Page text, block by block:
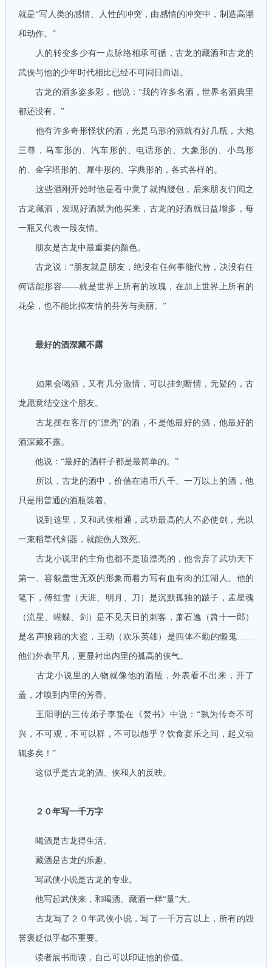
就是“写人类的感情、人性的冲突，由感情的冲突中，制造高潮
和动作。”
人的转变多少有一点脉络相承可循，古龙的藏酒和古龙的
武侠与他的少年时代相比已经不可同日而语。
古龙的酒多姿多彩，他说：“我的许多名酒，世界名酒典里
都还没有。”
他有许多奇形怪状的酒，光是马形的酒就有好几瓶，大炮
三尊，马车形的、汽车形的、电话形的、大象形的、小鸟形
的、金字塔形的、犀牛形的、字典形的，各式各样的。
这些酒刚开始时他是看中意了就掏腰包，后来朋友们闻之
古龙藏酒，发现好酒就为他买来，古龙的好酒就日益增多，每
一瓶又代表一段友情。
朋友是古龙中最重要的颜色。
古龙说：“朋友就是朋友，绝没有任何事能代替，决没有任
何话能形容——就是世界上所有的玫瑰，在加上世界上所有的
花朵，也不能比拟友情的芬芳与美丽。”
最好的酒深藏不露
如果会喝酒，又有几分激情，可以挂剑断情，无疑的，古
龙愿意结交这个朋友。
古龙摆在客厅的“漂亮”的酒，不是他最好的酒，他最好的
酒深藏不露。
他说：“最好的酒样子都是最简单的。”
所以，古龙的酒中，价值在港币八千、一万以上的酒，他
只是用普通的酒瓶装着。
说到这里，又和武侠相通，武功最高的人不必使剑，光以
一束稻草代剑器，就能伤人致死。
古龙小说里的主角也都不是顶漂亮的，他舍弃了武功天下
第一、容貌盖世无双的形象而着力写有血有肉的江湖人。他的
笔下，傅红雪（天涯、明月、刀）是沉默孤独的跛子，孟星魂
（流星、蝴蝶、剑）是不见天日的刺客，萧石逸（萧十一郎）
是名声狼籍的大盗，王动（欢乐英雄）是四体不勤的懒鬼……
他们外表平凡，更显衬出内里的孤高的侠气。
古龙小说里的人物就像他的酒瓶，外表看不出来，开了
盖，才嗅到内里的芳香。
王阳明的三传弟子李蛰在《焚书》中说：“孰为传奇不可
兴，不可观，不可以群，不可以怨乎？饮食宴乐之间，起义动
辄多矣！”
这似乎是古龙的酒、侠和人的反映。
２０年写一千万字
喝酒是古龙得生活。
藏酒是古龙的乐趣。
写武侠小说是古龙的专业。
他写起武侠来，和喝酒、藏酒一样“量”大。
古龙写了２０年武侠小说，写了一千万言以上，所有的毁
誉褒贬似乎都不重要。
读者展书而读，自己可以印证他的价值。